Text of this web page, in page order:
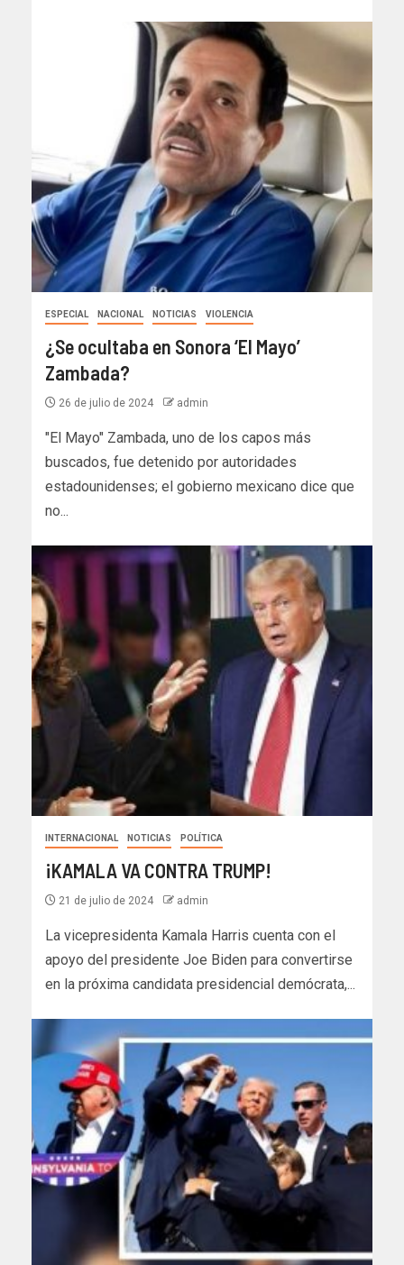
ESPECIAL NACIONAL NOTICIAS VIOLENCIA
¿Se ocultaba en Sonora ‘El Mayo’
Zambada?
26 de julio de 2024 admin
"El Mayo" Zambada, uno de los capos más
buscados, fue detenido por autoridades
estadounidenses; el gobierno mexicano dice que
no...
INTERNACIONAL NOTICIAS POLÍTICA
¡KAMALA VA CONTRA TRUMP!
21 de julio de 2024 admin
La vicepresidenta Kamala Harris cuenta con el
apoyo del presidente Joe Biden para convertirse
en la próxima candidata presidencial demócrata,...